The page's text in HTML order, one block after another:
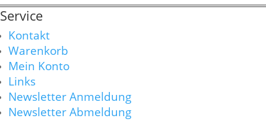
Service
Kontakt
Warenkorb
Mein Konto
Links
Newsletter Anmeldung
Newsletter Abmeldung